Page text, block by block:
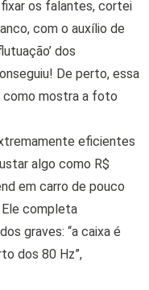
os falantes, cortei
com o auxílio de
dos
De perto, essa
como mostra a foto
eficientes
algo como R$
em carro de pouco
completa
graves: “a caixa é
dos 80 Hz”,